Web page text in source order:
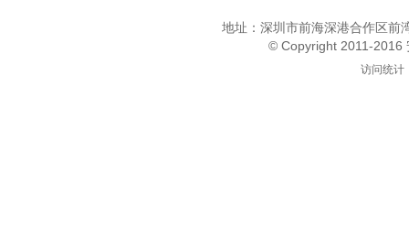
地址：深圳市前海深港合作区前
© Copyright 2011-2016
访问统计